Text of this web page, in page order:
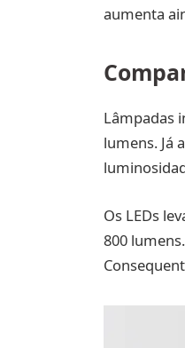
aumenta
Lâmpadas
lumens. Já
Os LEDs
800